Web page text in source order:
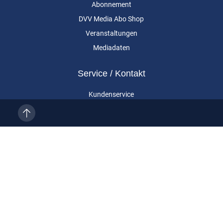
Abonnement
DVV Media Abo Shop
Veranstaltungen
Mediadaten
Service / Kontakt
Kundenservice